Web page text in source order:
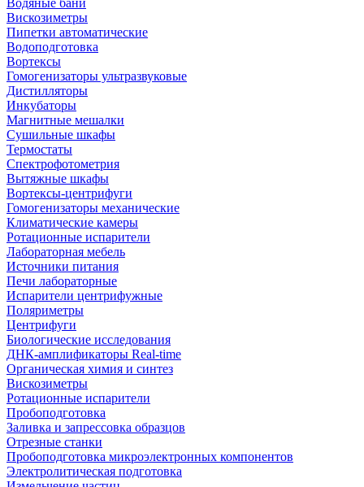
Водяные бани
Вискозиметры
Пипетки автоматические
Водоподготовка
Вортексы
Гомогенизаторы ультразвуковые
Дистилляторы
Инкубаторы
Магнитные мешалки
Сушильные шкафы
Термостаты
Спектрофотометрия
Вытяжные шкафы
Вортексы-центрифуги
Гомогенизаторы механические
Климатические камеры
Ротационные испарители
Лабораторная мебель
Источники питания
Печи лабораторные
Испарители центрифужные
Поляриметры
Центрифуги
Биологические исследования
ДНК-амплификаторы Real-time
Органическая химия и синтез
Вискозиметры
Ротационные испарители
Пробоподготовка
Заливка и запрессовка образцов
Отрезные станки
Пробоподготовка микроэлектронных компонентов
Электролитическая подготовка